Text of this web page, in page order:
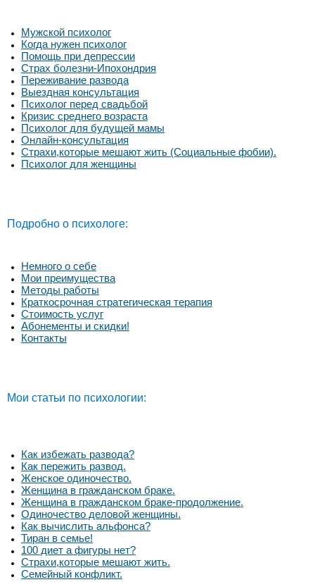
Мужской психолог
Когда нужен психолог
Помощь при депрессии
Страх болезни-Ипохондрия
Переживание развода
Выездная консультация
Психолог перед свадьбой
Кризис среднего возраста
Психолог для будущей мамы
Онлайн-консультация
Страхи,которые мешают жить (Социальные фобии).
Психолог для женщины
Подробно о психологе:
Немного о себе
Мои преимущества
Методы работы
Краткосрочная стратегическая терапия
Стоимость услуг
Абонементы и скидки!
Контакты
Мои статьи по психологии:
Как избежать развода?
Как пережить развод.
Женское одиночество.
Женщина в гражданском браке.
Женщина в гражданском браке-продолжение.
Одиночество деловой женщины.
Как вычислить альфонса?
Тиран в семье!
100 диет а фигуры нет?
Страхи,которые мешают жить.
Семейный конфликт.